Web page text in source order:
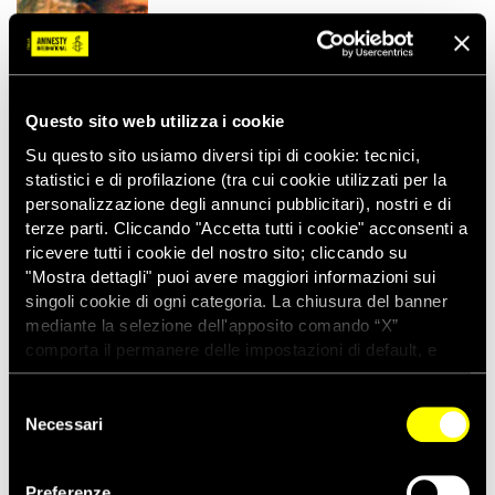
Questo sito web utilizza i cookie
Su questo sito usiamo diversi tipi di cookie: tecnici,
statistici e di profilazione (tra cui cookie utilizzati per la
personalizzazione degli annunci pubblicitari), nostri e di
terze parti. Cliccando "Accetta tutti i cookie" acconsenti a
ricevere tutti i cookie del nostro sito; cliccando su
"Mostra dettagli" puoi avere maggiori informazioni sui
singoli cookie di ogni categoria. La chiusura del banner
mediante la selezione dell'apposito comando “X”
comporta il permanere delle impostazioni di default, e
dunque la continuazione della navigazione con i cookie
dei cookie attivi sul sito clicca
delNecessari
10/10/2022
Giornata mondiale contro la pena di
morte 2022
24/05/2022 COMUNICATI STAMPA
Rapporto sulla pena di morte nel 2021:
enorme aumento delle esecuzioni in
Iran e in…